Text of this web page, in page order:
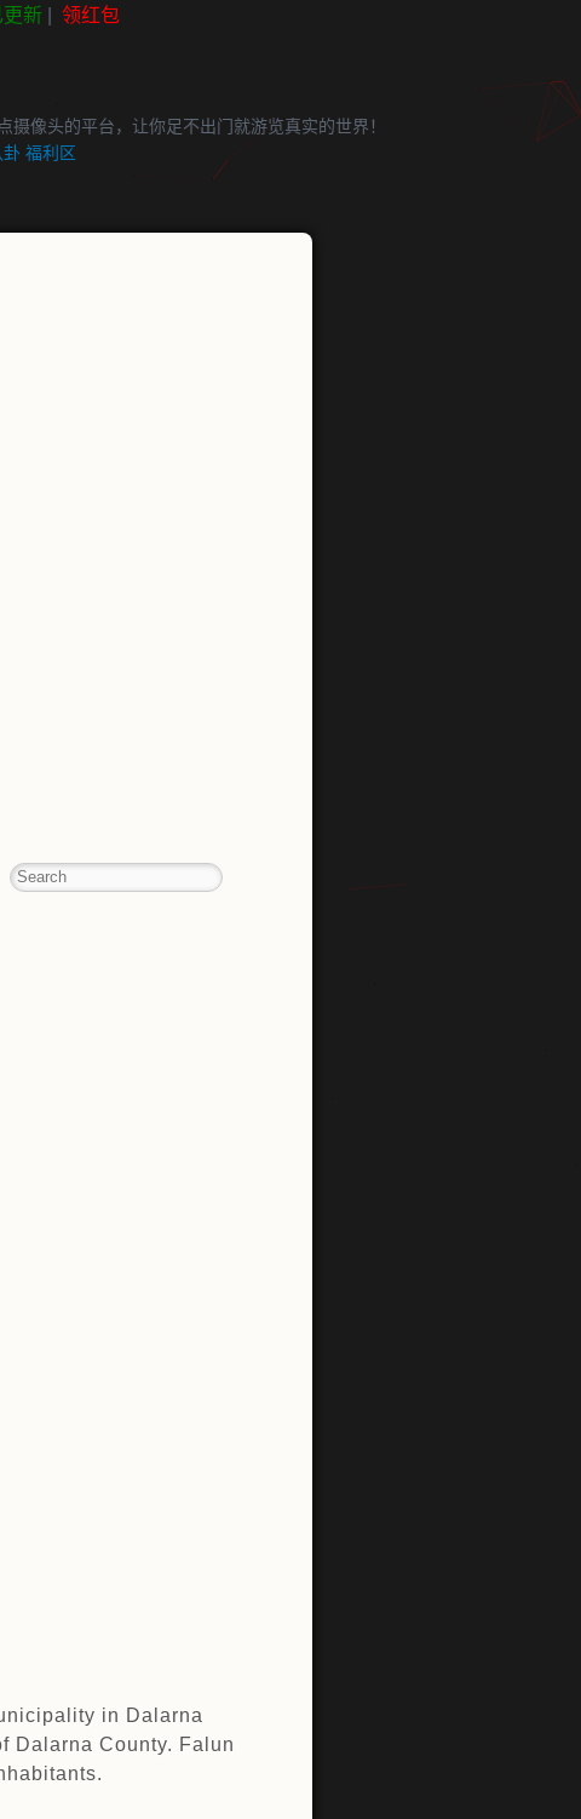
新| 领红包
像头的平台，让你足不出门就游览真实的世界！
福利区
in Dalarna
Dalarna County. Falun